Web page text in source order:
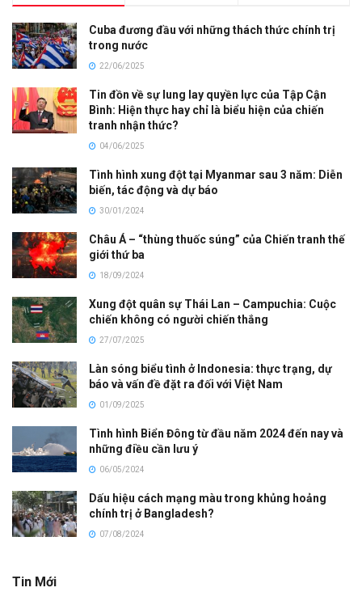
Cuba đương đầu với những thách thức chính trị
trong nước
22/06/2025
Tin đồn về sự lung lay quyền lực của Tập Cận
Bình: Hiện thực hay chỉ là biểu hiện của chiến
tranh nhận thức?
04/06/2025
Tình hình xung đột tại Myanmar sau 3 năm: Diễn
biến, tác động và dự báo
30/01/2024
Châu Á – “thùng thuốc súng” của Chiến tranh thế
giới thứ ba
18/09/2024
Xung đột quân sự Thái Lan – Campuchia: Cuộc
chiến không có người chiến thắng
27/07/2025
Làn sóng biểu tình ở Indonesia: thực trạng, dự
báo và vấn đề đặt ra đối với Việt Nam
01/09/2025
Tình hình Biển Đông từ đầu năm 2024 đến nay và
những điều cần lưu ý
06/05/2024
Dấu hiệu cách mạng màu trong khủng hoảng
chính trị ở Bangladesh?
07/08/2024
Tin Mới